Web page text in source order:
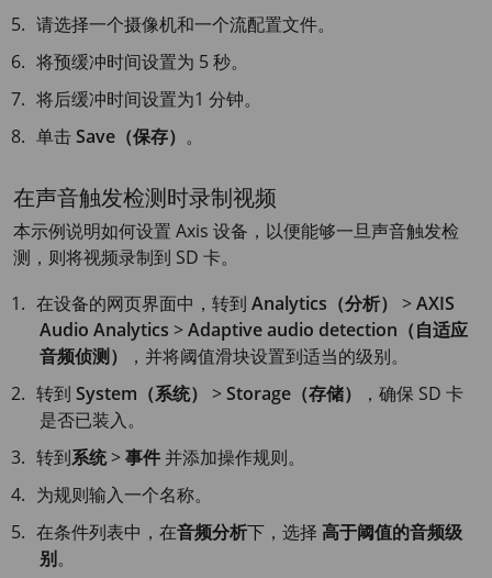
请选择一个摄像机和一个流配置文件。
将预缓冲时间设置为 5 秒。
将后缓冲时间设置为1 分钟。
单击Save（保存） 。
在声音触发检测时录制视频
本示例说明如何设置 Axis 设备，以便能够一旦声音触发检
测，则将视频录制到 SD 卡。
在设备的网页界面中，转到Analytics（分析） >AXIS
Audio Analytics >Adaptive audio detection（自适应
音频侦测）
，并将阈值滑块设置到适当的级别。
转到System（系统） >Storage（存储）
，确保 SD 卡
是否已装入。
转到系统>事件 并添加操作规则。
为规则输入一个名称。
在条件列表中，在音频分析下，选择 高于阈值的音频级
别。